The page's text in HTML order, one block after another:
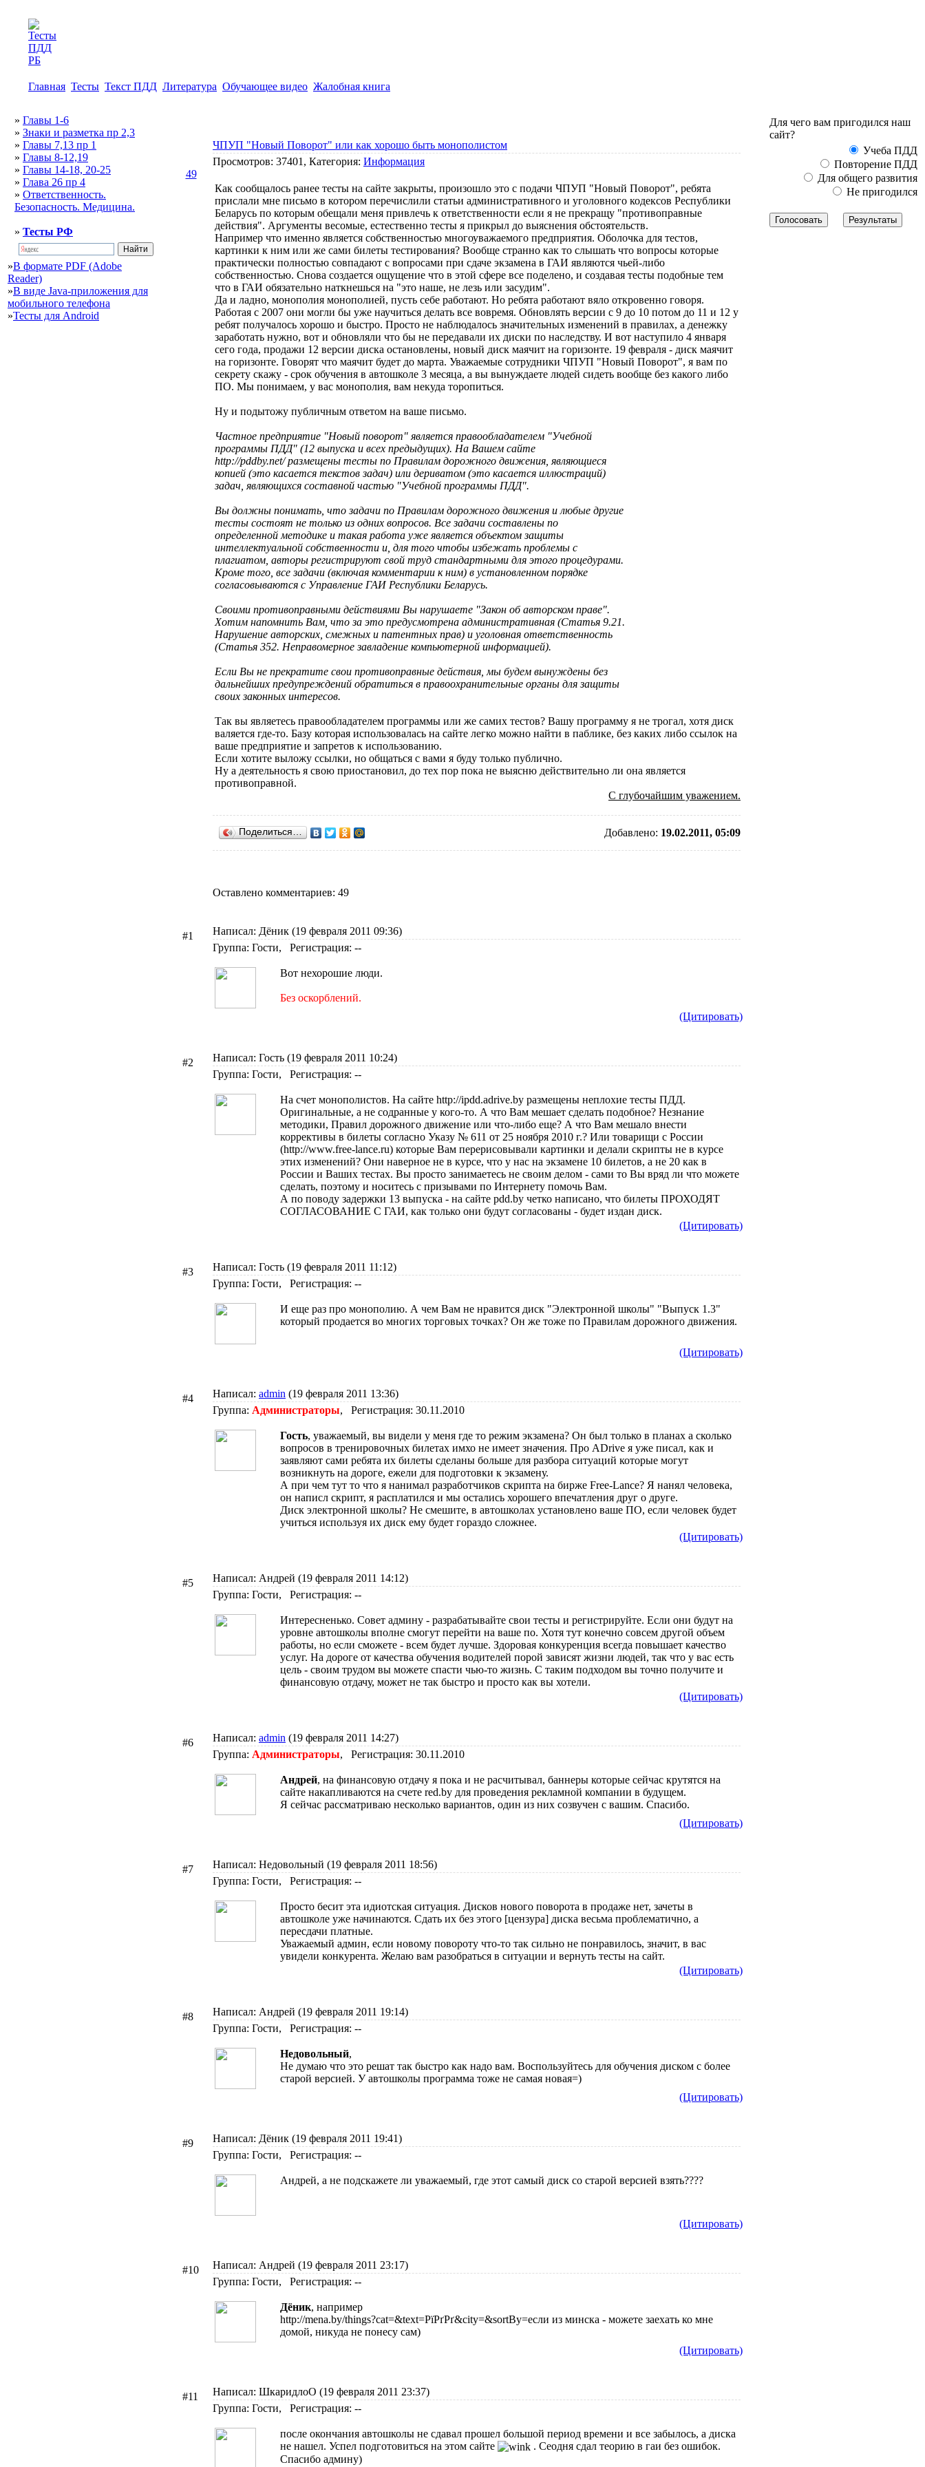
Главная Тесты Текст ПДД Литература Обучающее видео Жалобная книга
» Главы 1-6
» Знаки и разметка пр 2,3
» Главы 7,13 пр 1
» Главы 8-12,19
» Главы 14-18, 20-25
» Глава 26 пр 4
» Ответственность.
Безопасность. Медицина.
» Тесты РФ
»В формате PDF (Adobe
Reader)
»В виде Java-приложения для
мобильного телефона
»Тесты для Android
49
ЧПУП "Новый Поворот" или как хорошо быть монополистом
Просмотров: 37401, Категория: Информация
Как сообщалось ранее тесты на сайте закрыты, произошло это с подачи ЧПУП "Новый Поворот", ребята
прислали мне письмо в котором перечислили статьи административного и уголовного кодексов Республики
Беларусь по которым обещали меня привлечь к ответственности если я не прекращу "противоправные
действия". Аргументы весомые, естественно тесты я прикрыл до выяснения обстоятельств.
Например что именно является собственностью многоуважаемого предприятия. Оболочка для тестов,
картинки к ним или же сами билеты тестирования? Вообще странно как то слышать что вопросы которые
практически полностью совпадают с вопросами при сдаче экзамена в ГАИ являются чьей-либо
собственностью. Снова создается ощущение что в этой сфере все поделено, и создавая тесты подобные тем
что в ГАИ обязательно наткнешься на "это наше, не лезь или засудим".
Да и ладно, монополия монополией, пусть себе работают. Но ребята работают вяло откровенно говоря.
Работая с 2007 они могли бы уже научиться делать все вовремя. Обновлять версии с 9 до 10 потом до 11 и 12 у
ребят получалось хорошо и быстро. Просто не наблюдалось значительных изменений в правилах, а денежку
заработать нужно, вот и обновляли что бы не передавали их диски по наследству. И вот наступило 4 января
сего года, продажи 12 версии диска остановлены, новый диск маячит на горизонте. 19 февраля - диск маячит
на горизонте. Говорят что маячит будет до марта. Уважаемые сотрудники ЧПУП "Новый Поворот", я вам по
секрету скажу - срок обучения в автошколе 3 месяца, а вы вынуждаете людей сидеть вообще без какого либо
ПО. Мы понимаем, у вас монополия, вам некуда торопиться.
Ну и подытожу публичным ответом на ваше письмо.
Частное предприятие "Новый поворот" является правообладателем "Учебной
программы ПДД" (12 выпуска и всех предыдущих). На Вашем сайте
http://pddby.net/ размещены тесты по Правилам дорожного движения, являющиеся
копией (это касается текстов задач) или дериватом (это касается иллюстраций)
задач, являющихся составной частью "Учебной программы ПДД".
Вы должны понимать, что задачи по Правилам дорожного движения и любые другие
тесты состоят не только из одних вопросов. Все задачи составлены по
определенной методике и такая работа уже является объектом защиты
интеллектуальной собственности и, для того чтобы избежать проблемы с
плагиатом, авторы регистрируют свой труд стандартными для этого процедурами.
Кроме того, все задачи (включая комментарии к ним) в установленном порядке
согласовываются с Управление ГАИ Республики Беларусь.
Своими противоправными действиями Вы нарушаете "Закон об авторском праве".
Хотим напомнить Вам, что за это предусмотрена административная (Статья 9.21.
Нарушение авторских, смежных и патентных прав) и уголовная ответственность
(Статья 352. Неправомерное завладение компьютерной информацией).
Если Вы не прекратите свои противоправные действия, мы будем вынуждены без
дальнейших предупреждений обратиться в правоохранительные органы для защиты
своих законных интересов.
Так вы являетесь правообладателем программы или же самих тестов? Вашу программу я не трогал, хотя диск
валяется где-то. Базу которая использовалась на сайте легко можно найти в паблике, без каких либо ссылок на
ваше предприятие и запретов к использованию.
Если хотите выложу ссылки, но общаться с вами я буду только публично.
Ну а деятельность я свою приостановил, до тех пор пока не выясню действительно ли она является
противоправной.
С глубочайшим уважением.
Поделиться… Добавлено: 19.02.2011, 05:09
Оставлено комментариев: 49
#1
Написал: Дёник (19 февраля 2011 09:36)
Группа: Гости, Регистрация: --
Вот нехорошие люди.
Без оскорблений.
(Цитировать)
#2
Написал: Гость (19 февраля 2011 10:24)
Группа: Гости, Регистрация: --
На счет монополистов. На сайте http://ipdd.adrive.by размещены неплохие тесты ПДД.
Оригинальные, а не содранные у кого-то. А что Вам мешает сделать подобное? Незнание
методики, Правил дорожного движение или что-либо еще? А что Вам мешало внести
коррективы в билеты согласно Указу № 611 от 25 ноября 2010 г.? Или товарищи с России
(http://www.free-lance.ru) которые Вам перерисовывали картинки и делали скрипты не в курсе
этих изменений? Они наверное не в курсе, что у нас на экзамене 10 билетов, а не 20 как в
России и Ваших тестах. Вы просто занимаетесь не своим делом - сами то Вы вряд ли что можете
сделать, поэтому и носитесь с призывами по Интернету помочь Вам.
А по поводу задержки 13 выпуска - на сайте pdd.by четко написано, что билеты ПРОХОДЯТ
СОГЛАСОВАНИЕ С ГАИ, как только они будут согласованы - будет издан диск.
(Цитировать)
#3
Написал: Гость (19 февраля 2011 11:12)
Группа: Гости, Регистрация: --
И еще раз про монополию. А чем Вам не нравится диск "Электронной школы" "Выпуск 1.3"
который продается во многих торговых точках? Он же тоже по Правилам дорожного движения.
(Цитировать)
#4 Написал: admin (19 февраля 2011 13:36)
Группа: Администраторы, Регистрация: 30.11.2010
Гость, уважаемый, вы видели у меня где то режим экзамена? Он был только в планах а сколько
вопросов в тренировочных билетах имхо не имеет значения. Про ADrive я уже писал, как и
заявляют сами ребята их билеты сделаны больше для разбора ситуаций которые могут
возникнуть на дороге, ежели для подготовки к экзамену.
А при чем тут то что я нанимал разработчиков скрипта на бирже Free-Lance? Я нанял человека,
он написл скрипт, я расплатился и мы остались хорошего впечатления друг о друге.
Диск электронной школы? Не смешите, в автошколах установлено ваше ПО, если человек будет
учиться используя их диск ему будет гораздо сложнее.
(Цитировать)
#5
Написал: Андрей (19 февраля 2011 14:12)
Группа: Гости, Регистрация: --
Интересненько. Совет админу - разрабатывайте свои тесты и регистрируйте. Если они будут на
уровне автошколы вполне смогут перейти на ваше по. Хотя тут конечно совсем другой объем
работы, но если сможете - всем будет лучше. Здоровая конкуренция всегда повышает качество
услуг. На дороге от качества обучения водителей порой зависят жизни людей, так что у вас есть
цель - своим трудом вы можете спасти чью-то жизнь. С таким подходом вы точно получите и
финансовую отдачу, может не так быстро и просто как вы хотели.
(Цитировать)
#6 Написал: admin (19 февраля 2011 14:27)
Группа: Администраторы, Регистрация: 30.11.2010
Андрей, на финансовую отдачу я пока и не расчитывал, баннеры которые сейчас крутятся на
сайте накапливаются на счете red.by для проведения рекламной компании в будущем.
Я сейчас рассматриваю несколько вариантов, один из них созвучен с вашим. Спасибо.
(Цитировать)
#7
Написал: Недовольный (19 февраля 2011 18:56)
Группа: Гости, Регистрация: --
Просто бесит эта идиотская ситуация. Дисков нового поворота в продаже нет, зачеты в
автошколе уже начинаются. Сдать их без этого [цензура] диска весьма проблематично, а
пересдачи платные.
Уважаемый админ, если новому повороту что-то так сильно не понравилось, значит, в вас
увидели конкурента. Желаю вам разобраться в ситуации и вернуть тесты на сайт.
(Цитировать)
#8
Написал: Андрей (19 февраля 2011 19:14)
Группа: Гости, Регистрация: --
Недовольный,
Не думаю что это решат так быстро как надо вам. Воспользуйтесь для обучения диском с более
старой версией. У автошколы программа тоже не самая новая=)
(Цитировать)
#9
Написал: Дёник (19 февраля 2011 19:41)
Группа: Гости, Регистрация: --
Андрей, а не подскажете ли уважаемый, где этот самый диск со старой версией взять????
(Цитировать)
#10
Написал: Андрей (19 февраля 2011 23:17)
Группа: Гости, Регистрация: --
Дёник, например
http://mena.by/things?cat=&text=РїРґРґ&city=&sortBy=если из минска - можете заехать ко мне
домой, никуда не понесу сам)
(Цитировать)
#11
Написал: ШкаридлоО (19 февраля 2011 23:37)
Группа: Гости, Регистрация: --
после окончания автошколы не сдавал прошел большой период времени и все забылось, а диска
не нашел. Успел подготовиться на этом сайте
. Сеодня сдал теорию в гаи без ошибок.
Спасибо админу)
Для чего вам пригодился наш
сайт?
Учеба ПДД
Повторение ПДД
Для общего развития
Не пригодился